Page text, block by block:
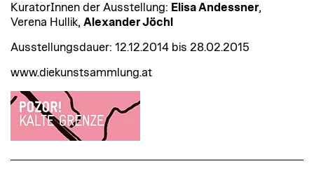
KuratorInnen der Ausstellung: Elisa Andessner,
Verena Hullik, Alexander Jöchl
Ausstellungsdauer: 12.12.2014 bis 28.02.2015
www.diekunstsammlung.at